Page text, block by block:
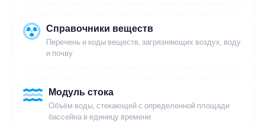
Справочники веществ
Перечень и коды веществ, загрязняющих воздух, воду
и почву
Модуль стока
Объём воды, стекающей с определенной площади
бассейна в единицу времени